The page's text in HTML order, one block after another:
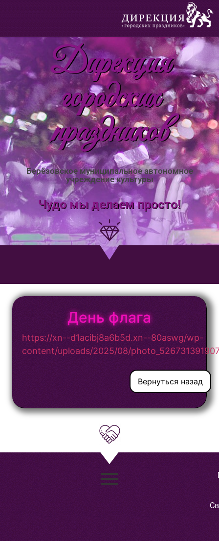
Дирекция
городских
праздников
Берёзовское муниципальное автономное
учреждение культуры
Чудо мы делаем просто!
День флага
https://xn--d1acibj8a6b5d.xn--80aswg/wp-
content/uploads/2025/08/
Вернуться назад